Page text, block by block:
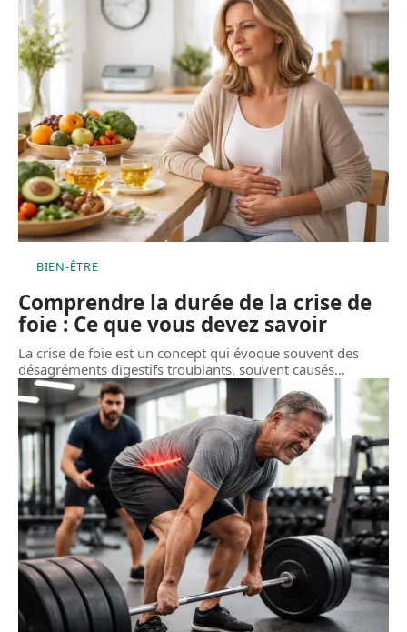
BIEN-ÊTRE
Comprendre la durée de la crise de
foie : Ce que vous devez savoir
La crise de foie est un concept qui évoque souvent des
désagréments digestifs troublants, souvent causés…